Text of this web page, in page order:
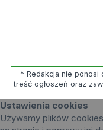
* Redakcja nie ponosi
treść ogłoszeń oraz
Ustawienia cookies
Używamy plików